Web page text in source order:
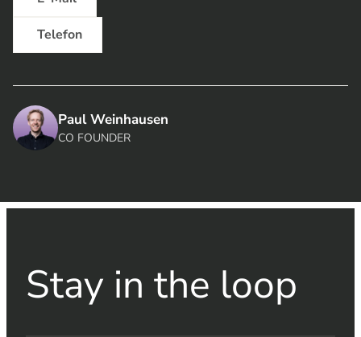
Telefon
Paul Weinhausen
CO FOUNDER
Stay in the loop​